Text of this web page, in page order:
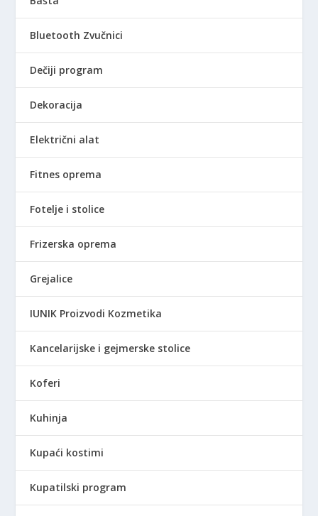
Bluetooth Zvučnici
Dečiji program
Dekoracija
Električni alat
Fitnes oprema
Fotelje i stolice
Frizerska oprema
Grejalice
IUNIK Proizvodi Kozmetika
Kancelarijske i gejmerske stolice
Koferi
Kuhinja
Kupaći kostimi
Kupatilski program